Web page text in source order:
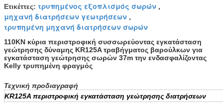
Ετικέττες: τρυπημένος εξοπλισμός σωρών ,
μηχανή διατρήσεων γεωτρήσεων ,
τρυπημένη μηχανή διατρήσεων σωρών
110KN κύρια περιστροφική συσσωρεύοντας εγκατάσταση
γεώτρησης δύναμης KR125A τραβήγματος βαρούλκων για
εγκατάσταση γεώτρησης σωρών 37m την ενδασφαλίζοντας
Kelly τρυπημένη φραγμός
Τεχνική προδιαγραφή
KR125A περιστροφική εγκατάσταση γεώτρησης διατρήσεων